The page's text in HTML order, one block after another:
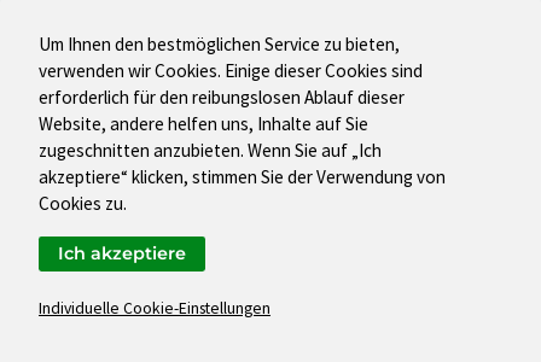
Um Ihnen den bestmöglichen Service zu bieten,
verwenden wir Cookies. Einige dieser Cookies sind
erforderlich für den reibungslosen Ablauf dieser
Website, andere helfen uns, Inhalte auf Sie
zugeschnitten anzubieten. Wenn Sie auf „Ich
akzeptiere“ klicken, stimmen Sie der Verwendung von
Cookies zu.
Individuelle Cookie-Einstellungen
Ich akzeptiere